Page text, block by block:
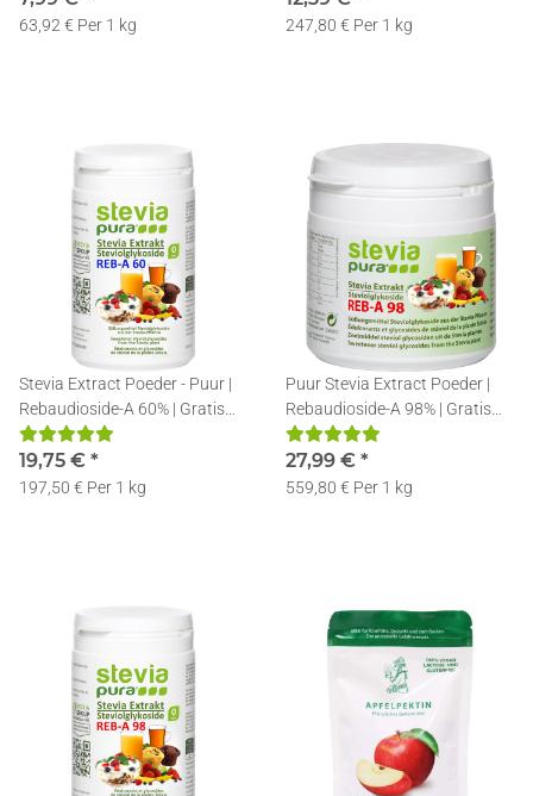
63,92 € Per 1 kg 247,80 € Per 1 kg
Stevia Extract Poeder - Puur |
Rebaudioside-A 60% | Gratis
Doseerlepel | 100g
19,75 € *
197,50 € Per 1 kg
Puur Stevia Extract Poeder |
Rebaudioside-A 98% | Gratis
Doseerlepel | 50g
27,99 € *
559,80 € Per 1 kg